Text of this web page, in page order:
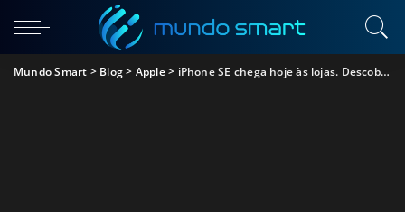
Mundo Smart > Blog> Apple> iPhone SE chega hoje às lojas. Descobre o que achamos e onde comprar